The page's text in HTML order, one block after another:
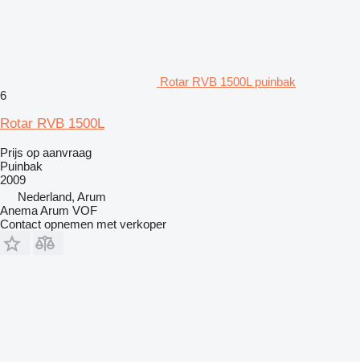
Rotar RVB 1500L puinbak
6
Rotar RVB 1500L
Prijs op aanvraag
Puinbak
2009
Nederland, Arum
Anema Arum VOF
Contact opnemen met verkoper